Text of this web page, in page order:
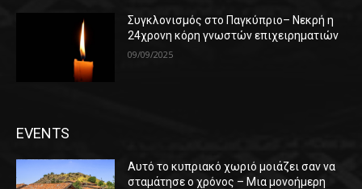
Συγκλονισμός στο Παγκύπριο– Νεκρή η
24χρονη κόρη γνωστών επιχειρηματιών
09/09/2025
EVENTS
Αυτό το κυπριακό χωριό μοιάζει σαν να
σταμάτησε ο χρόνος – Μια μονοήμερη